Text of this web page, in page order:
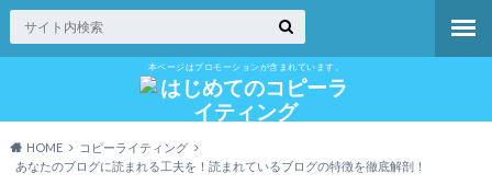
本ページはプロモーションが含まれています。
HOME
コピーライティング
あなたのブログに読まれる工夫を！読まれているブログの特徴を徹底解剖！